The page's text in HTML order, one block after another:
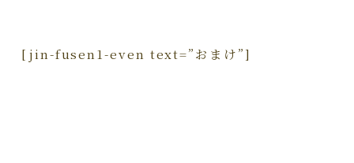
[jin-fusen1-even text=”おまけ”]